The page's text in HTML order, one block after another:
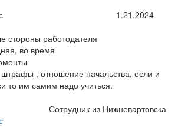
1.21.2024
стороны работодателя
во время
, отношение начальства, если и
то им самим надо учиться.
Сотрудник из Нижневартовска